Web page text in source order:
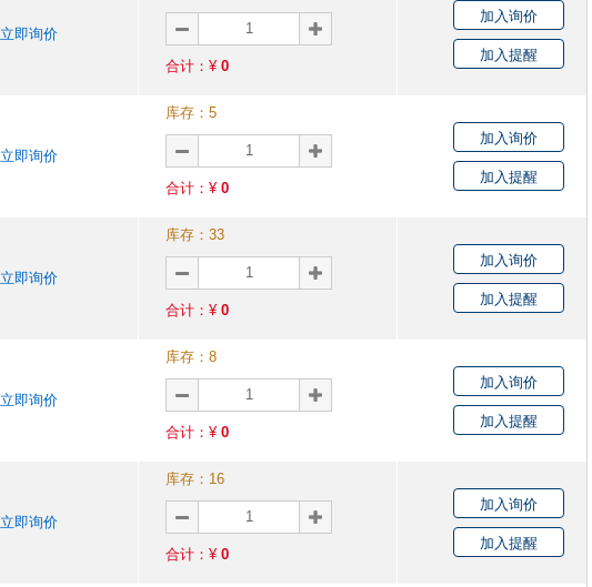
立即询价
合计：¥ 0
加入询价
加入提醒
立即询价
库存： 5
合计：¥ 0
加入询价
加入提醒
立即询价
库存： 33
合计：¥ 0
加入询价
加入提醒
立即询价
库存： 8
合计：¥ 0
加入询价
加入提醒
立即询价
库存： 16
合计：¥ 0
加入询价
加入提醒